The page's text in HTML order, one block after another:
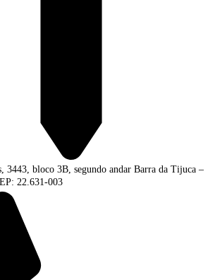
3443, bloco 3B, segundo andar Barra da Tijuca –
22.631-003